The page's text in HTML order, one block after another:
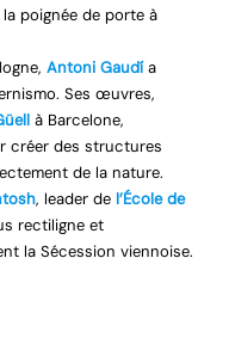
poignée de porte à
Antoni Gaudía
Ses œuvres,
à Barcelone,
créer des structures
de la nature.
, leader de l’École de
rectiligne et
la Sécession viennoise.